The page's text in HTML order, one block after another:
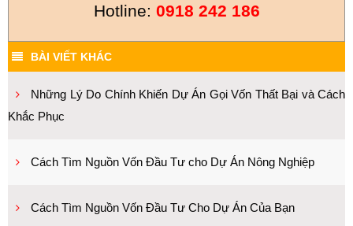
Hotline: 0918 242 186
BÀI VIẾT KHÁC
Những Lý Do Chính Khiến Dự Án Gọi Vốn Thất Bại và Cách
Khắc Phục
Cách Tìm Nguồn Vốn Đầu Tư cho Dự Án Nông Nghiệp
Cách Tìm Nguồn Vốn Đầu Tư Cho Dự Án Của Bạn